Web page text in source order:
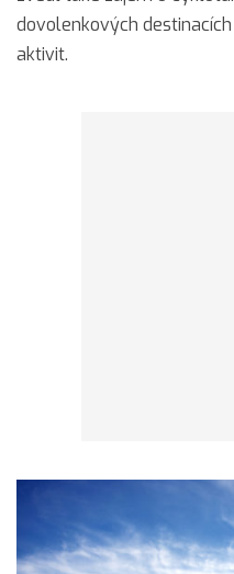
dovolenkových
aktivit.